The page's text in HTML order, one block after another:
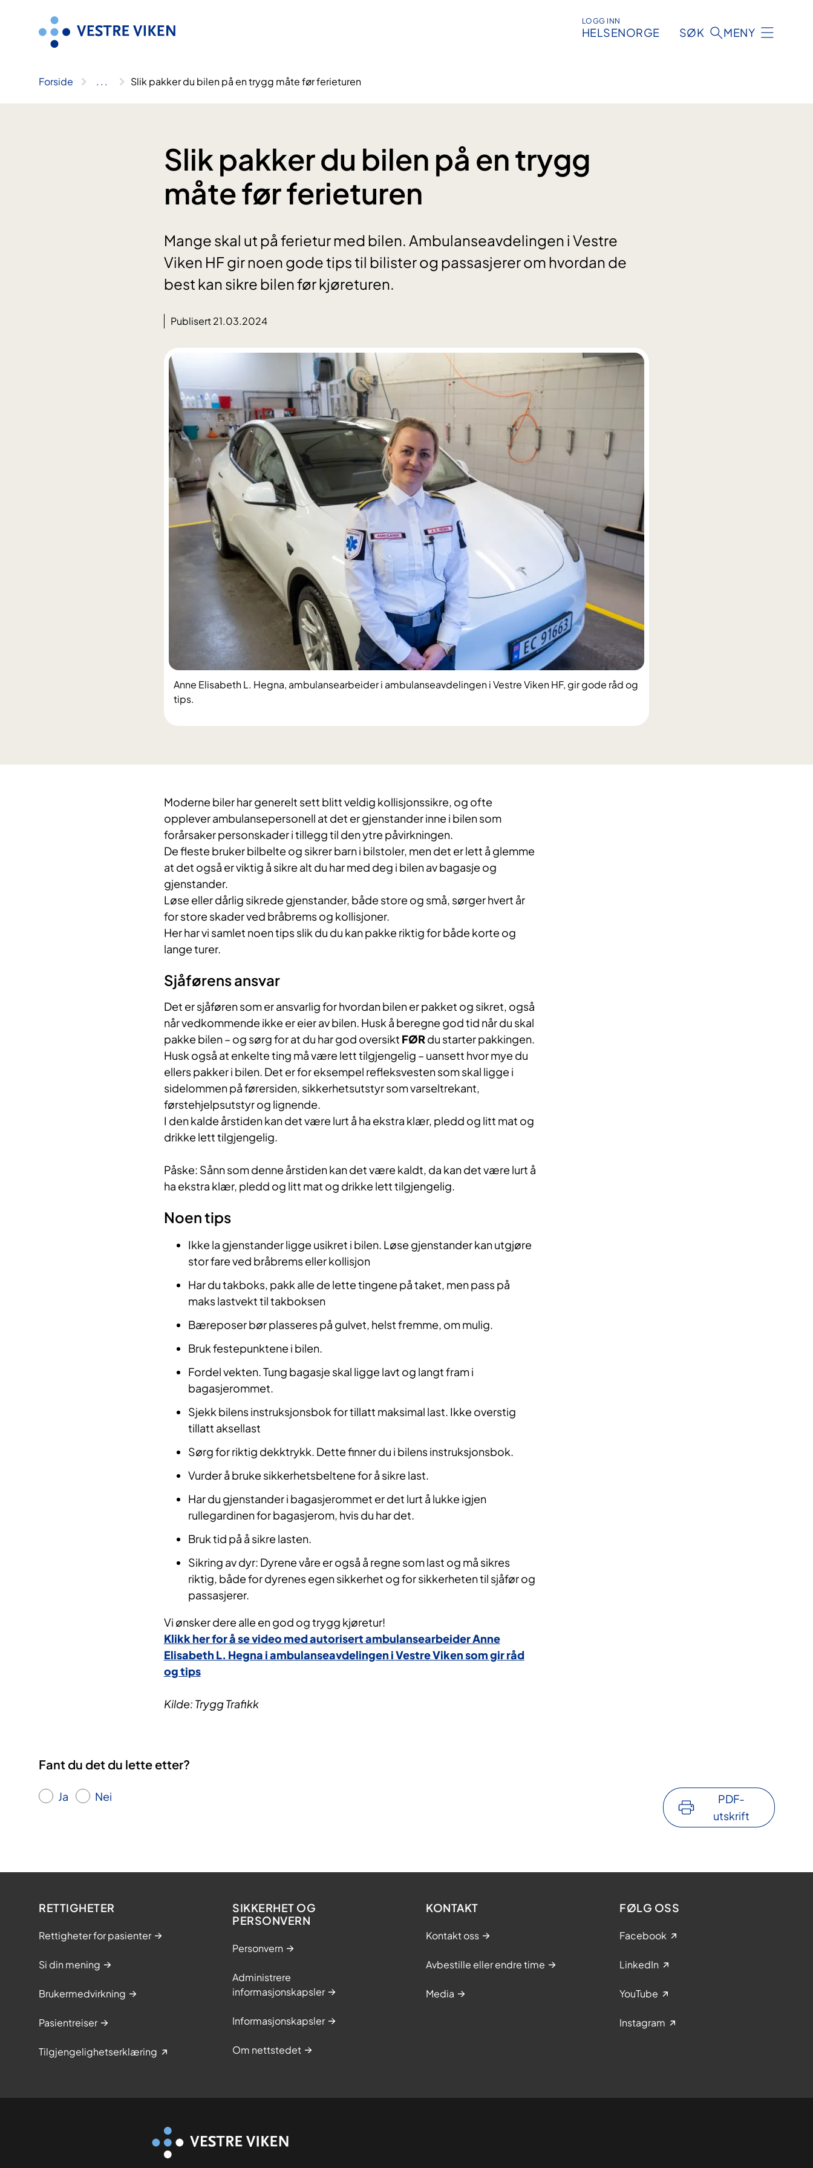
LOGG INN
HELSENORGE SØK MENY
Forside .. . Slik pakker du bilen på en trygg måte før ferieturen
Slik pakker du bilen på en trygg
måte før ferieturen
Mange skal ut på ferietur med bilen. Ambulanseavdelingen i Vestre
Viken HF gir noen gode tips til bilister og passasjerer om hvordan de
best kan sikre bilen før kjøreturen.
Publisert 21.03.2024
Anne Elisabeth L. Hegna, ambulansearbeider i ambulanseavdelingen i Vestre Viken HF, gir gode råd og
tips.
Moderne biler har generelt sett blitt veldig kollisjonssikre, og ofte
opplever ambulansepersonell at det er gjenstander inne i bilen som
forårsaker personskader i tillegg til den ytre påvirkningen.
De fleste bruker bilbelte og sikrer barn i bilstoler, men det er lett å glemme
at det også er viktig å sikre alt du har med deg i bilen av bagasje og
gjenstander.
Løse eller dårlig sikrede gjenstander, både store og små, sørger hvert år
for store skader ved bråbrems og kollisjoner.
Her har vi samlet noen tips slik du du kan pakke riktig for både korte og
lange turer.
Sjåførens ansvar
Det er sjåføren som er ansvarlig for hvordan bilen er pakket og sikret, også
når vedkommende ikke er eier av bilen. Husk å beregne god tid når du skal
pakke bilen – og sørg for at du har god oversikt FØR du starter pakkingen.
Husk også at enkelte ting må være lett tilgjengelig – uansett hvor mye du
ellers pakker i bilen. Det er for eksempel refleksvesten som skal ligge i
sidelommen på førersiden, sikkerhetsutstyr som varseltrekant,
førstehjelpsutstyr og lignende.
I den kalde årstiden kan det være lurt å ha ekstra klær, pledd og litt mat og
drikke lett tilgjengelig.
Påske: Sånn som denne årstiden kan det være kaldt, da kan det være lurt å
ha ekstra klær, pledd og litt mat og drikke lett tilgjengelig.
Noen tips
Ikke la gjenstander ligge usikret i bilen. Løse gjenstander kan utgjøre
stor fare ved bråbrems eller kollisjon
Har du takboks, pakk alle de lette tingene på taket, men pass på
maks lastvekt til takboksen
Bæreposer bør plasseres på gulvet, helst fremme, om mulig.
Bruk festepunktene i bilen.
Fordel vekten. Tung bagasje skal ligge lavt og langt fram i
bagasjerommet.
Sjekk bilens instruksjonsbok for tillatt maksimal last. Ikke overstig
tillatt aksellast
Sørg for riktig dekktrykk. Dette finner du i bilens instruksjonsbok.
Vurder å bruke sikkerhetsbeltene for å sikre last.
Har du gjenstander i bagasjerommet er det lurt å lukke igjen
rullegardinen for bagasjerom, hvis du har det.
Bruk tid på å sikre lasten.
Sikring av dyr: Dyrene våre er også å regne som last og må sikres
riktig, både for dyrenes egen sikkerhet og for sikkerheten til sjåfør og
passasjerer.
Vi ønsker dere alle en god og trygg kjøretur!
Klikk her for å se video med autorisert ambulansearbeider Anne
Elisabeth L. Hegna i ambulanseavdelingen i Vestre Viken som gir råd
og tips
Kilde: Trygg Trafikk
Fant du det du lette etter?
Ja Nei
PDF-
utskrift
RETTIGHETER
Rettigheter for pasienter
Si din mening
Brukermedvirkning
Pasientreiser
Tilgjengelighetserklæring
SIKKERHET OG
PERSONVERN
Personvern
Administrere
informasjonskapsler
Informasjonskapsler
Om nettstedet
KONTAKT
Kontakt oss
Avbestille eller endre time
Media
FØLG OSS
Facebook
LinkedIn
YouTube
Instagram